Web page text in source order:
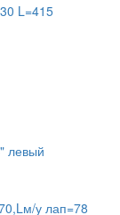
L=415
левый